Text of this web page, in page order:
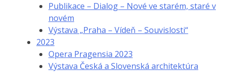
Publikace – Dialog – Nové ve starém, staré v
novém
Výstava „Praha – Vídeň – Souvislosti“
2023
Opera Pragensia 2023
Výstava Česká a Slovenská architektúra